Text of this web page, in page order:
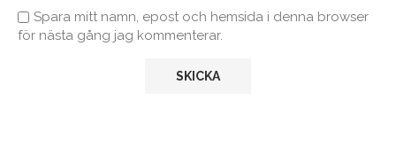
Spara mitt namn, epost och hemsida i denna browser
för nästa gång jag kommenterar.